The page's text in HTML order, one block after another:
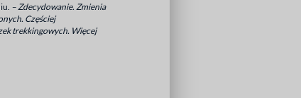
– Zdecydowanie. Zmienia
Częściej
trekkingowych. Więcej